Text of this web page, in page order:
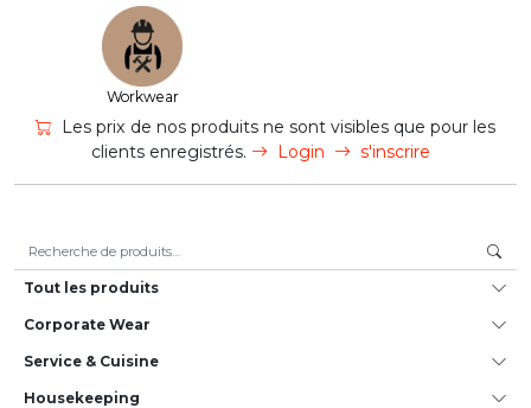
Workwear
Les prix de nos produits ne sont visibles que pour les
clients enregistrés.
Login s'inscrire
Tout les produits
Corporate Wear
Service & Cuisine
House­keeping